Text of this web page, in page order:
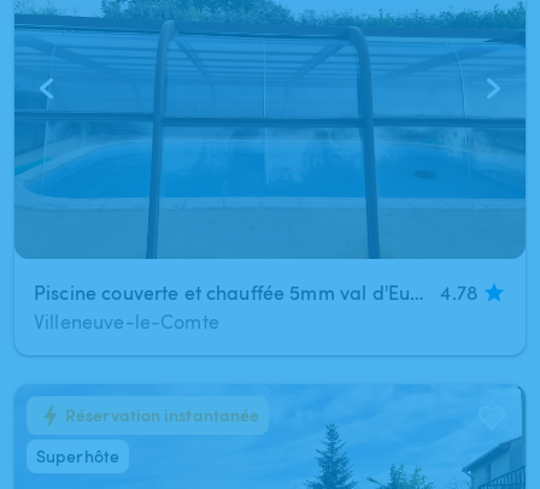
Piscine couverte et chauffée 5mm val d'Europe sans vis à vis
4.78
Villeneuve-le-Comte
1/6 Réservation instantanée
Superhôte